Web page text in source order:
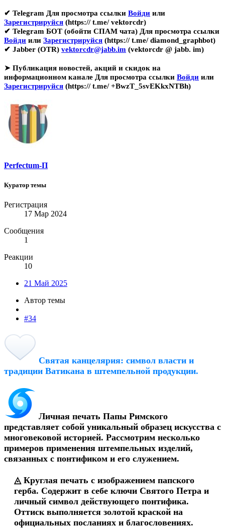
✔ Telegram Для просмотра ссылки Войди или
Зарегистрируйся (https:// t.me/ vektorcdr)
✔ Telegram БОТ (обойти СПАМ чата) Для просмотра ссылки
Войди или Зарегистрируйся (https:// t.me/ diamond_graphbot)
✔ Jabber (OTR) vektorcdr@jabb.im (vektorcdr @ jabb. im)
➤ Публикация новостей, акций и скидок на
информационном канале Для просмотра ссылки Войди или
Зарегистрируйся (https:// t.me/ +BwzT_5svEKkxNTBh)
Perfectum-П
Куратор темы
Регистрация
17 Мар 2024
Сообщения
1
Реакции
10
21 Май 2025
Автор темы
#34
Святая канцелярия: символ власти и
традиции Ватикана в штемпельной продукции.
Личная печать Папы Римского
представляет собой уникальный образец искусства с
многовековой историей. Рассмотрим несколько
примеров применения штемпельных изделий,
связанных с понтификом и его служением.
◬ Круглая печать с изображением папского
герба. Содержит в себе ключи Святого Петра и
личный символ действующего понтифика.
Оттиск выполняется золотой краской на
официальных посланиях и благословениях.